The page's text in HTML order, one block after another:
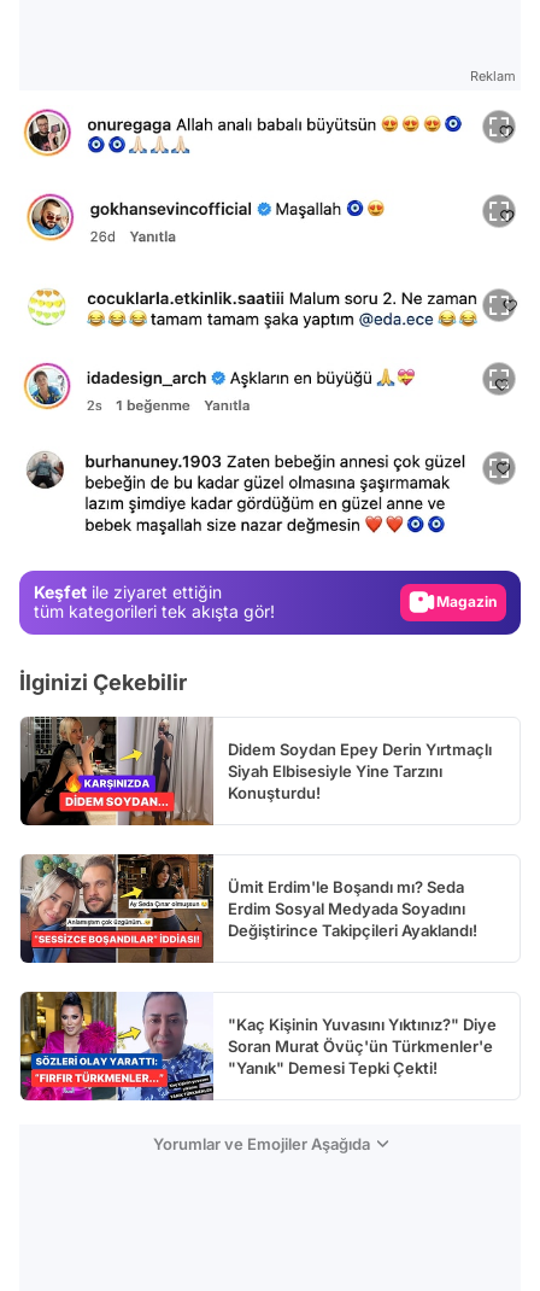
Reklam
Keşfet ile ziyaret ettiğin
tüm kategorileri tek akışta gör!
Test
Video
İlginizi Çekebilir
Didem Soydan Epey Derin Yırtmaçlı
Siyah Elbisesiyle Yine Tarzını
Konuşturdu!
Ümit Erdim'le Boşandı mı? Seda
Erdim Sosyal Medyada Soyadını
Değiştirince Takipçileri Ayaklandı!
"Kaç Kişinin Yuvasını Yıktınız?" Diye
Soran Murat Övüç'ün Türkmenler'e
"Yanık" Demesi Tepki Çekti!
Yorumlar ve Emojiler Aşağıda